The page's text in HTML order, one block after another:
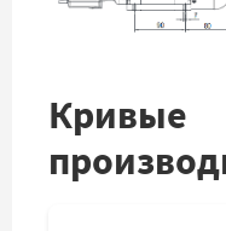
Кривые